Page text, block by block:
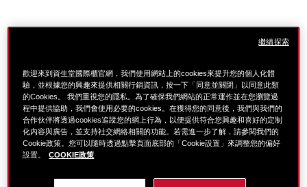
歡迎來到資生堂國際櫃官網，我們使用網站上的cookies來提升您的個人化體
驗，並根據您的興趣來提供相關行銷資訊，按一下「同意並關閉」以同意此類
的Cookies。 我們重視您的隱私。為了確保我們網站的正常運作並在您瀏覽過
程中提供協助，我們會使用必要的cookies。在獲得您的同意後，我們與我們的
合作伙伴將透過cookies追蹤您的網上行為，以便提供符合您興趣和喜好的定制
化內容與廣告，並支持社交網絡相關的功能。若需進一步了解，請參閱我們的
Cookie政策。您可以隨時透過點擊頁面底部的「Cookie設置」來調整您的偏好
設置。 COOKIE政策
繼續探索